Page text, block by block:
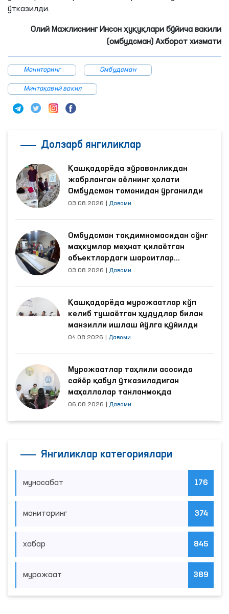
ўтказилди.
Олий Мажлиснинг Инсон ҳуқуқлари бўйича вакили
(омбудсман) Ахборот хизмати
Мониторинг Омбудсман
Минтақавий вакил
Долзарб янгиликлар
Қашқадарёда зўравонликдан
жабрланган аёлнинг ҳолати
Омбудсман томонидан ўрганилди
03.08.2026 Давоми
Омбудсман тақдимномасидан сўнг
маҳкумлар меҳнат қилаётган
объектлардаги шароитлар
яхшиланди
03.08.2026 Давоми
Қашқадарёда мурожаатлар кўп
келиб тушаётган ҳудудлар билан
манзилли ишлаш йўлга қўйилди
04.08.2026 Давоми
Мурожаатлар таҳлили асосида
сайёр қабул ўтказиладиган
маҳаллалар танланмоқда
06.08.2026 Давоми
Янгиликлар категориялари
муносабат 176
мониторинг 374
хабар 845
мурожаат 389